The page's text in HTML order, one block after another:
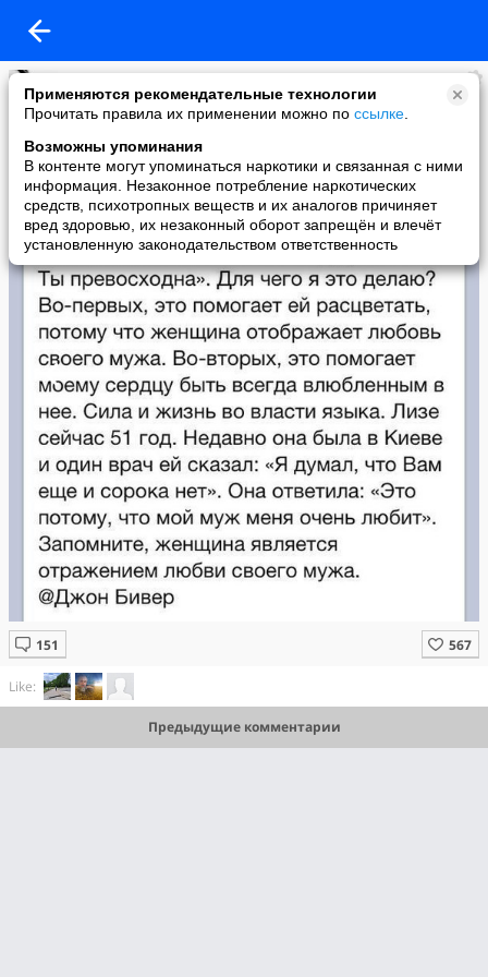
Применяются рекомендательные технологии
Прочитать правила их применении можно по ссылке
Возможны упоминания
В контенте могут упоминаться наркотики и связанная с ними
информация. Незаконное потребление наркотических
средств, психотропных веществ и их аналогов причиняет
вред здоровью, их незаконный оборот запрещён и влечёт
установленную законодательством ответственность
Психология
added a photo
23 May в 01:16
Like:
Предыдущие комментарии